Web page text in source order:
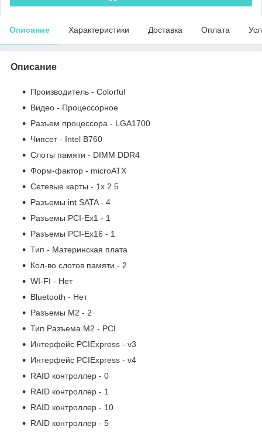
Описание Характеристики Доставка Оплата
Описание
Производитель - Colorful
Видео - Процессорное
Разъем процессора - LGA1700
Чипсет - Intel B760
Слоты памяти - DIMM DDR4
Форм-фактор - microATX
Сетевые карты - 1x 2.5
Разъемы int SATA - 4
Разъемы PCI-Ex1 - 1
Разъемы PCI-Ex16 - 1
Тип - Материнская плата
Кол-во слотов памяти - 2
WI-FI - Нет
Bluetooth - Нет
Разъемы M2 - 2
Тип Разъема M2 - PCI
Интерфейс PCIExpress - v3
Интерфейс PCIExpress - v4
RAID контроллер - 0
RAID контроллер - 1
RAID контроллер - 10
RAID контроллер - 5